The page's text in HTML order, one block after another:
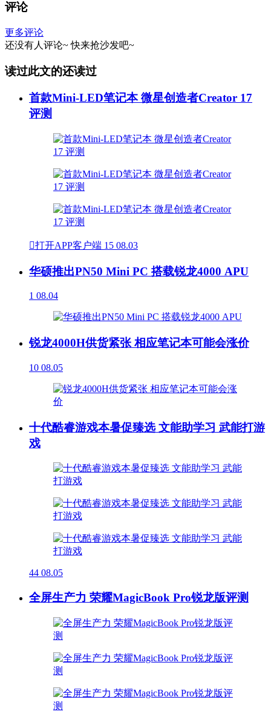
评论
更多评论
还没有人评论~ 快来抢沙发吧~
读过此文的还读过
首款Mini-LED笔记本 微星创造者Creator 17
评测
打开APP客户端 15 08.03
华硕推出PN50 Mini PC 搭载锐龙4000 APU
1 08.04
锐龙4000H供货紧张 相应笔记本可能会涨价
10 08.05
十代酷睿游戏本暑促臻选 文能助学习 武能打游
戏
44 08.05
全屏生产力 荣耀MagicBook Pro锐龙版评测